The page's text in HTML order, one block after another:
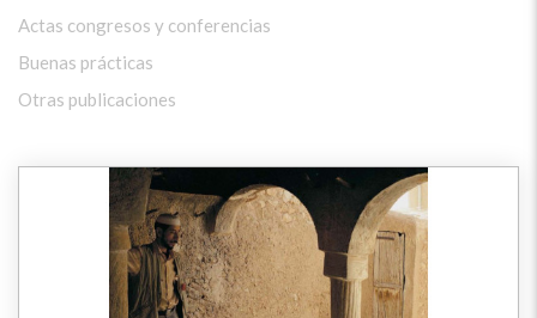
Actas congresos y conferencias
Buenas prácticas
Otras publicaciones